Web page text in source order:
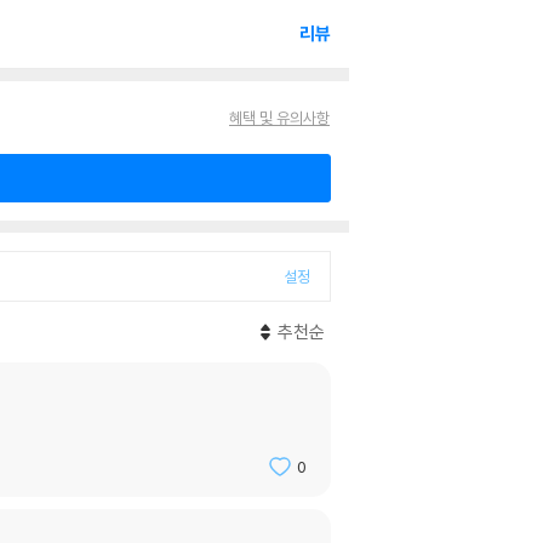
리뷰
혜택 및 유의사항
설정
추천순
0